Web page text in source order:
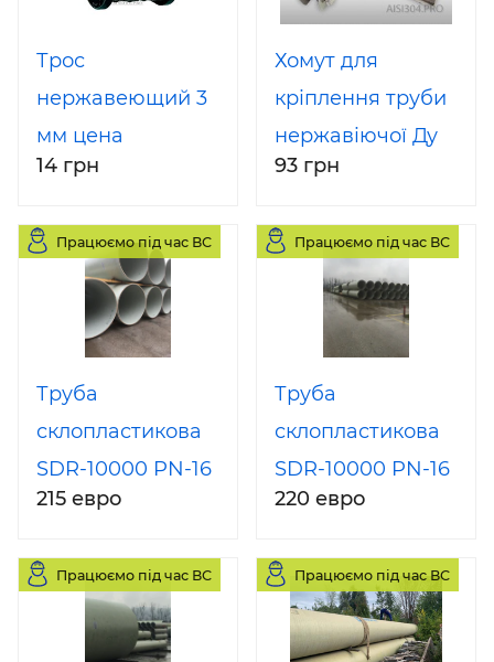
Трос
нержавеющий 3
мм цена
14 грн
Хомут для
кріплення труби
нержавіючої Ду
50 AISI 304
93 грн
Працюємо під час ВС
Труба
склопластикова
SDR-10000 PN-16
DN-600 (800, 900,
1400) відрізок 12
215 евро
Працюємо під час ВС
Труба
склопластикова
SDR-10000 PN-16
DN-600 з муфтою
220 евро
Працюємо під час ВС Працюємо під час ВС